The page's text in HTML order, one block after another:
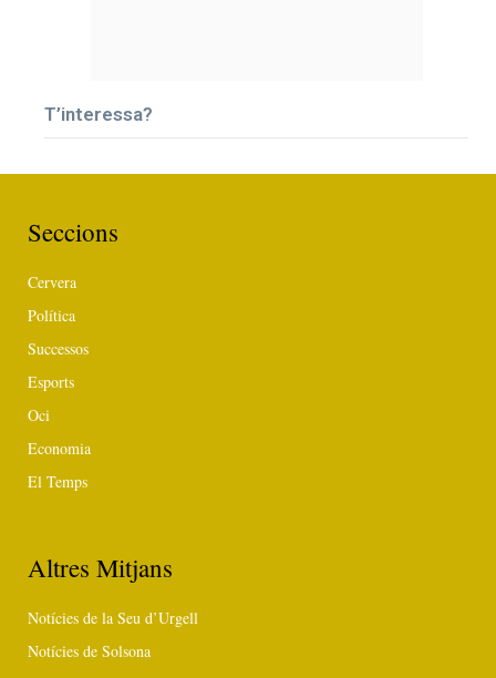
T’interessa?
Seccions
Cervera
Política
Successos
Esports
Oci
Economia
El Temps
Altres Mitjans
Notícies de la Seu d’Urgell
Notícies de Solsona